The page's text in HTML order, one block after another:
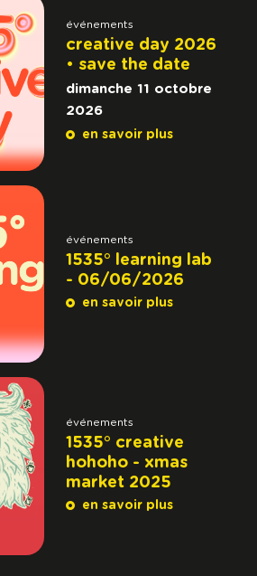
événements
creative day 2026
• save the date
dimanche 11 octobre
2026
en savoir plus
événements
1535° learning lab
- 06/06/2026
en savoir plus
événements
1535° creative
hohoho - xmas
market 2025
en savoir plus